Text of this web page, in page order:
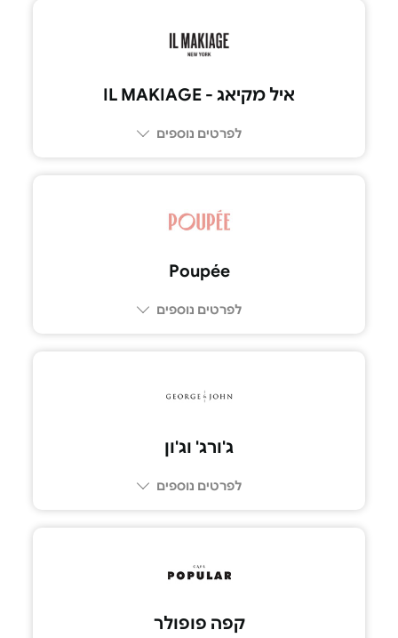
איל מקיאג - IL MAKIAGE
לפרטים נוספים
Poupée
לפרטים נוספים
ג'ורג' וג'ון
לפרטים נוספים
קפה פופולר